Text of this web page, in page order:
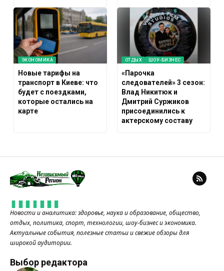
ЭКОНОМИКА
Новые тарифы на
транспорт в Киеве: что
будет с поездками,
которые остались на
карте
ОТДЫХ ШОУ-БИЗНЕС
«Парочка
следователей» 3 сезон:
Влад Никитюк и
Дмитрий Суржиков
присоединились к
актерскому составу
Новости и аналитика: здоровье, наука и образование, общество,
отдых, политика, спорт, технологии, шоу-бизнес и экономика.
Актуальные события, полезные статьи и свежие обзоры для
широкой аудитории.
Выбор редактора